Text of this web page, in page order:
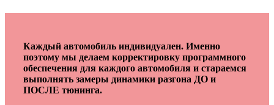
Каждый автомобиль индивидуален. Именно
поэтому мы делаем корректировку программного
обеспечения для каждого автомобиля и стараемся
выполнять замеры динамики разгона ДО и
ПОСЛЕ тюнинга.